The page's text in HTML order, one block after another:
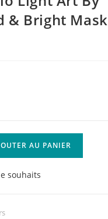
& Bright Mask
AU PANIER
souhaits